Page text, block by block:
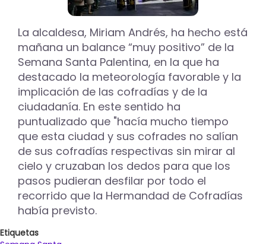
muestra
trabajo
de
Thieldón
y
Entredessiguales
La alcaldesa, Miriam Andrés, ha hecho está
mañana un balance “muy positivo” de la
Semana Santa Palentina, en la que ha
destacado la meteorología favorable y la
implicación de las cofradías y de la
ciudadanía. En este sentido ha
puntualizado que "hacía mucho tiempo
que esta ciudad y sus cofrades no salían
de sus cofradías respectivas sin mirar al
cielo y cruzaban los dedos para que los
pasos pudieran desfilar por todo el
recorrido que la Hermandad de Cofradías
había previsto.
Etiquetas